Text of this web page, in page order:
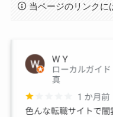
当ページのリンクに